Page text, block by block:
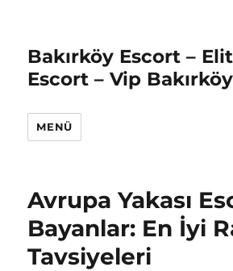
Bakırköy Escort –
Escort – Vip
MENÜ
Avrupa Yakası
Bayanlar: En İyi
Tavsiyeleri